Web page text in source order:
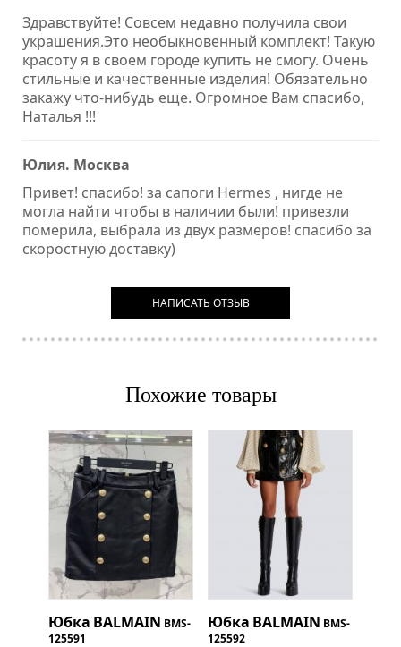
Здравствуйте! Совсем недавно получила свои
украшения.Это необыкновенный комплект! Такую
красоту я в своем городе купить не смогу. Очень
стильные и качественные изделия! Обязательно
закажу что-нибудь еще. Огромное Вам спасибо,
Наталья !!!
Юлия. Москва
Привет! спасибо! за сапоги Hermes , нигде не
могла найти чтобы в наличии были! привезли
померила, выбрала из двух размеров! спасибо за
скоростную доставку)
НАПИСАТЬ ОТЗЫВ
Похожие товары
Юбка BALMAIN BMS-
125591
Юбка BALMAIN BMS-
125592